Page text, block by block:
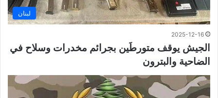
لبنان
2025-12-16
الجيش يوقف متورطَين بجرائم مخدرات وسلاح في
الضاحية والبترون